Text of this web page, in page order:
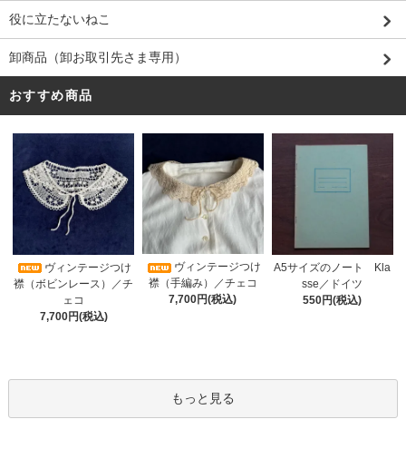
役に立たないねこ
卸商品（卸お取引先さま専用）
おすすめ商品
ヴィンテージつけ
襟（ボビンレース）／チ
ェコ
7,700円(税込)
ヴィンテージつけ
襟（手編み）／チェコ
7,700円(税込)
A5サイズのノート Kla
sse／ドイツ
550円(税込)
もっと見る